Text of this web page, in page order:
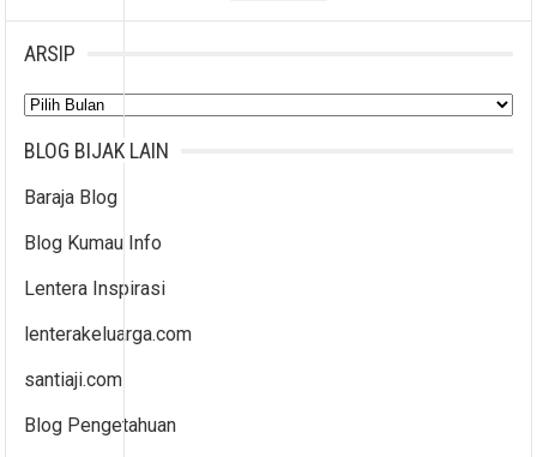
ARSIP
Arsip
BLOG BIJAK LAIN
Baraja Blog
Blog Kumau Info
Lentera Inspirasi
lenterakeluarga.com
santiaji.com
Blog Pengetahuan